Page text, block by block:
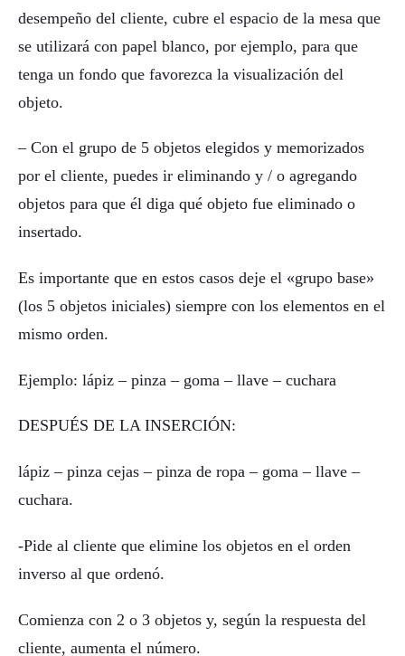
desempeño del cliente, cubre el espacio de la mesa que
se utilizará con papel blanco, por ejemplo, para que
tenga un fondo que favorezca la visualización del
objeto.
– Con el grupo de 5 objetos elegidos y memorizados
por el cliente, puedes ir eliminando y / o agregando
objetos para que él diga qué objeto fue eliminado o
insertado.
Es importante que en estos casos deje el «grupo base»
(los 5 objetos iniciales) siempre con los elementos en el
mismo orden.
Ejemplo: lápiz – pinza – goma – llave – cuchara
DESPUÉS DE LA INSERCIÓN:
lápiz – pinza cejas – pinza de ropa – goma – llave –
cuchara.
-Pide al cliente que elimine los objetos en el orden
inverso al que ordenó.
Comienza con 2 o 3 objetos y, según la respuesta del
cliente, aumenta el número.